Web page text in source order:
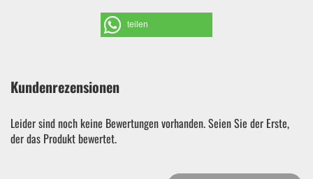
teilen
Kundenrezensionen
Leider sind noch keine Bewertungen vorhanden. Seien Sie der Erste,
der das Produkt bewertet.